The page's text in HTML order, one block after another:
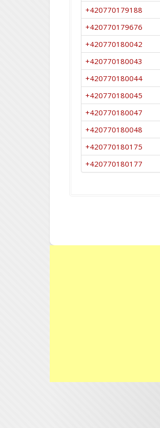
+420770179188
+420770179676
+420770180042
+420770180043
+420770180044
+420770180045
+420770180047
+420770180048
+420770180175
+420770180177